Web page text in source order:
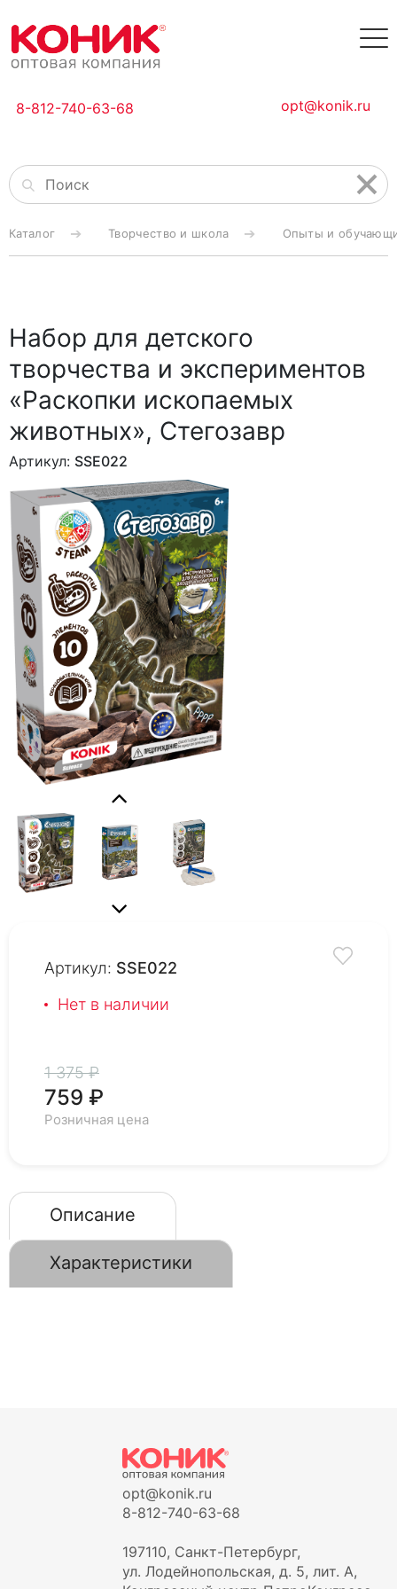
8-812-740-63-68 opt@konik.ru
Каталог Творчество и школа Опыты и
Набор для детского
творчества и экспериментов
«Раскопки ископаемых
животных», Стегозавр
Артикул: SSE022
Артикул: SSE022
Нет в наличии
1 375 ₽
759 ₽
Розничная цена
Описание
Характеристики
opt@konik.ru
8-812-740-63-68
197110, Санкт-Петербург,
ул. Лодейнопольская, д. 5, лит. А,